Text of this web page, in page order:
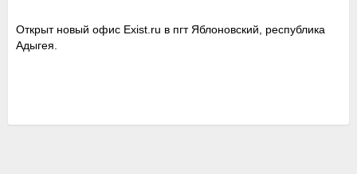
Открыт новый офис Exist.ru в пгт Яблоновский, республика
Адыгея.